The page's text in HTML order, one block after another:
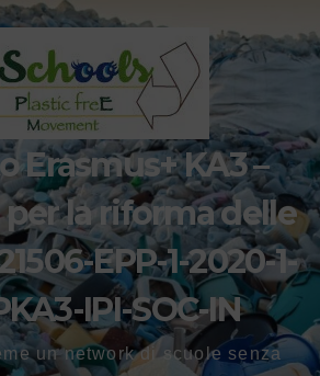
Erasmus+ KA3 –
la riforma delle
EPP-1-2020-1-
IPI-SOC-IN
un network di scuole senza